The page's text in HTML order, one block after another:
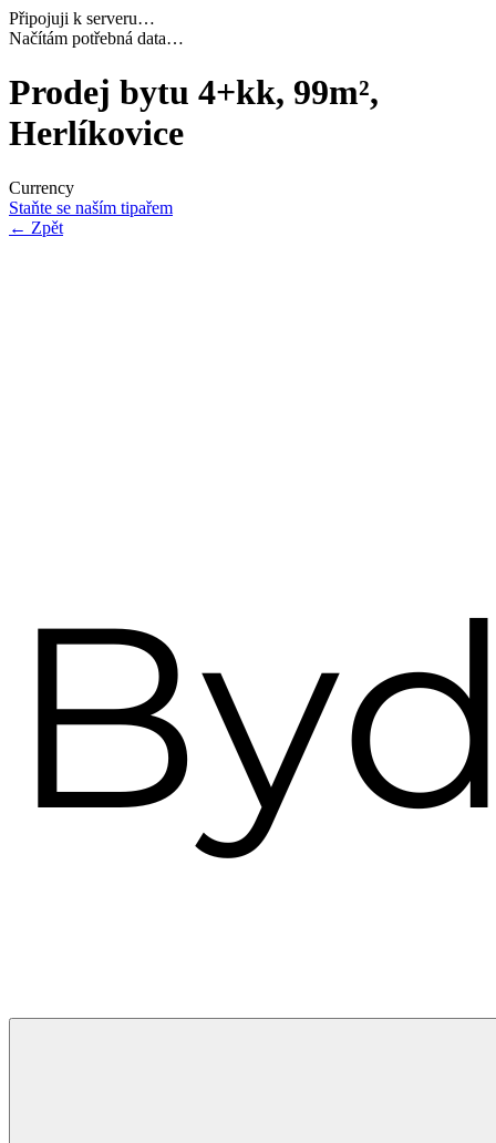
Připojuji k serveru…
Dokončuji inicializaci…
Prodej bytu 4+kk, 99m²,
Herlíkovice
Currency
Staňte se naším tipařem
← Zpět